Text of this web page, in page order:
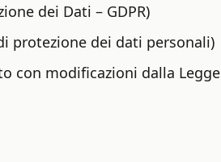
dei Dati – GDPR)
protezione dei dati personali)
con modificazioni dalla Legge